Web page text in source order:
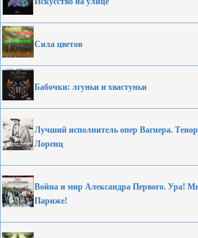
Сила цветов
Бабочки: лгуньи и хвастуньи
Лучший исполнитель опер Вагнера.
Лоренц
Война и мир Александра Первого. Ура!
Париже!